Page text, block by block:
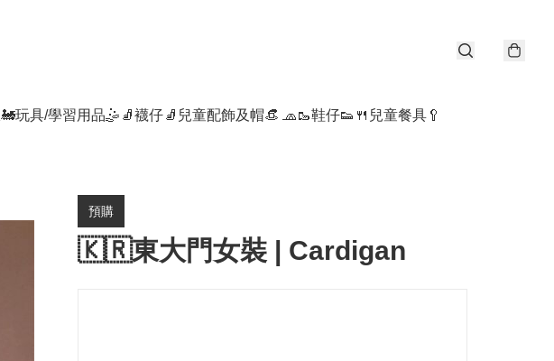
🚂玩具/學習用品🤹 🧦襪仔🧦 兒童配飾及帽👒 🧢🥾鞋仔👟 🍴兒童餐具🥄
預購
🇰🇷東大門女裝 | Cardigan